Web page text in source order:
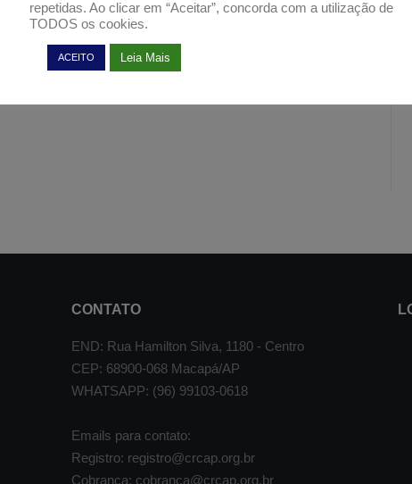
o Registro Cadastral das Organizações Contábeis.
o Registro Profissional dos Contabilistas
CONTATO
END: Rua Hamilton Silva, 1180 - Centro
CEP: 68900-068 Macapá/AP
WHATSAPP: (96) 99103-0618
Emails para contato:
Registro: registro@crcap.org.br
Cobrança: cobranca@crcap.org.br
repetidas. Ao clicar em “Aceitar”, concorda com a utilização de
TODOS os cookies.
ACEITO Leia Mais